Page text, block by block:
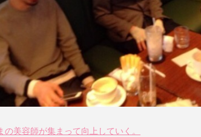
の美容師が集まって向上していく。